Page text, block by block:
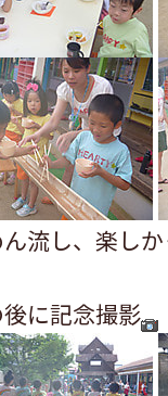
流し、楽し
に記念撮影